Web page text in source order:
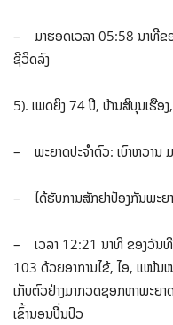
– ມາຮອດເວລາ 05:58 ນາທີຂ
ຊີວິດລົງ
5). ເພດຍິງ 74 ປີ, ບ້ານສີບຸນເຮືອ
– ພະຍາດປະຈໍາຕົວ: ເບົາຫວານ ມ
– ໄດ້ຮັບການສັກຢາປ້ອງກັນພະຍ
– ເວລາ 12:21 ນາທີ ຂອງວັນ
103 ດ້ວຍອາການໄຂ້, ໄອ, ແໜ້ນ
ເກັບຕົວຢ່າງມາກວດຊອກຫາພະຍ
ເຂົ້ານອນປີ່ນປົວ